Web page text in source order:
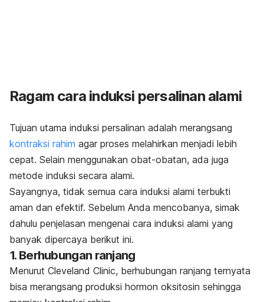
Ragam cara induksi persalinan alami
Tujuan utama induksi persalinan adalah merangsang
kontraksi rahim agar proses melahirkan menjadi lebih
cepat. Selain menggunakan obat-obatan, ada juga
metode induksi secara alami.
Sayangnya, tidak semua cara induksi alami terbukti
aman dan efektif. Sebelum Anda mencobanya, simak
dahulu penjelasan mengenai cara induksi alami yang
banyak dipercaya berikut ini.
1. Berhubungan ranjang
Menurut Cleveland Clinic, berhubungan ranjang ternyata
bisa merangsang produksi hormon oksitosin sehingga